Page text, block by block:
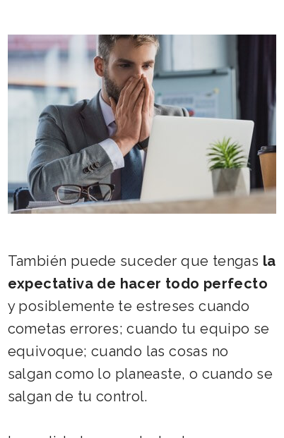
También puede suceder que tengas la
expectativa de hacer todo perfecto
y posiblemente te estreses cuando
cometas errores; cuando tu equipo se
equivoque; cuando las cosas no
salgan como lo planeaste, o cuando se
salgan de tu control.